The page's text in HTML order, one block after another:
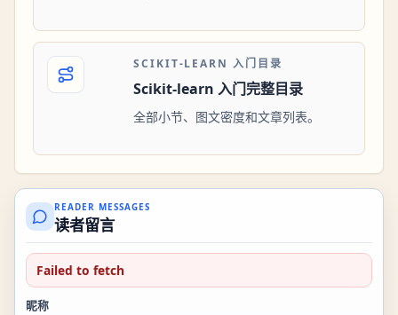
SCIKIT-LEARN 入门目录
Scikit-learn 入门完整目录
全部小节、图文密度和文章列表。
READER MESSAGES
读者留言
Failed to fetch
昵称